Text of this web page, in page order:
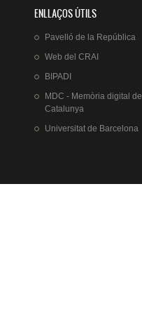
ENLLAÇOS ÚTILS
Pavelló de la República
Web del CRAI
BIPADI
MDC - Memòria digital de
Catalunya
Universitat de Barcelona